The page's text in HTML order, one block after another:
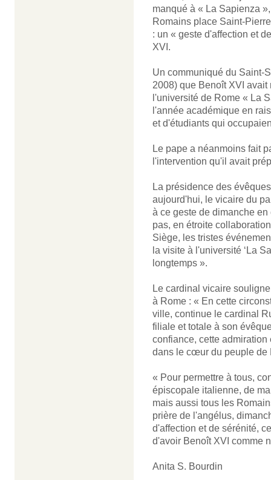
manqué à « La Sapienza
Romains place Saint-
: un « geste d'affection et
XVI.
Un communiqué du Saint-
2008) que Benoît XVI
l'université de Rome « La
l'année académique en
et d'étudiants qui
Le pape a néanmoins fait
l'intervention qu'il avait
La présidence des
aujourd'hui, le vicaire du
à ce geste de dimanche
pas, en étroite
Siège, les tristes
la visite à l'université ‘La
longtemps ».
Le cardinal vicaire
à Rome : « En cette
ville, continue le cardinal
filiale et totale à son
confiance, cette
dans le cœur du peuple de
« Pour permettre à tous,
épiscopale italienne, de
mais aussi tous les
prière de l'angélus,
d'affection et de sérénité,
d'avoir Benoît XVI comme
Anita S. Bourdin